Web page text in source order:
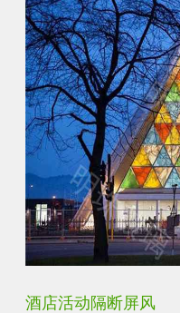
银玻长虹玻璃玄关隔断